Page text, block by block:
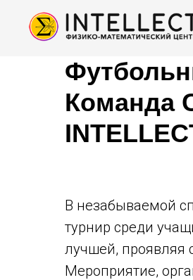
Команда
В незабываемой
турнир среди
лучшей, проявляя
Мероприятие,